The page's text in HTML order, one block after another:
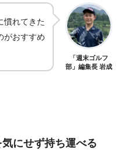
慣れてきた
がおすすめ
「週末ゴルフ
部」編集長 岩成
にせず持ち運べる